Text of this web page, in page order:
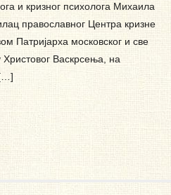
и кризног психолога Михаила
православног Центра кризне
Патријарха московског и све
Васкрсења, на